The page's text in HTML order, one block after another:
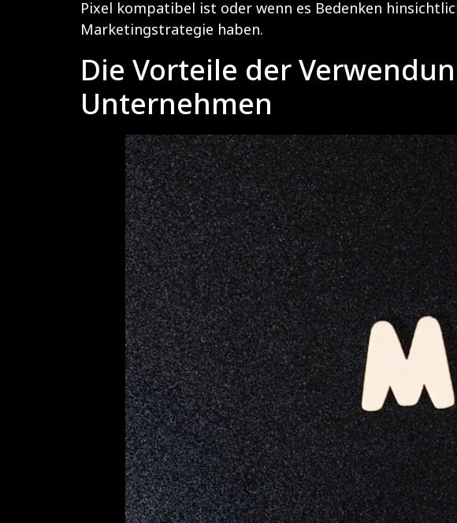
Pixel kompatibel ist oder wenn es Bedenken
Marketingstrategie haben.
Die Vorteile der
Unternehmen